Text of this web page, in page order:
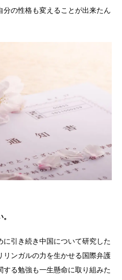
分の性格も変えることが出来たん
引き続き中国について研究した
リンガルの力を生かせる国際弁護
る勉強も一生懸命に取り組みた